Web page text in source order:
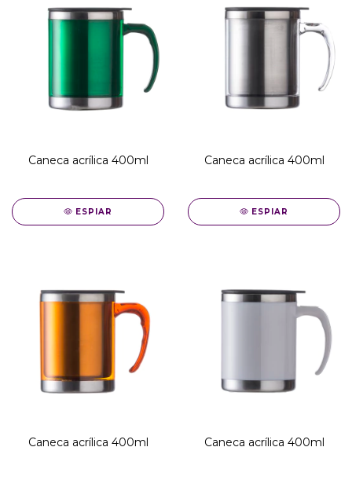
Caneca acrílica 400ml
ESPIAR
Caneca acrílica 400ml
ESPIAR
Caneca acrílica 400ml Caneca acrílica 400ml